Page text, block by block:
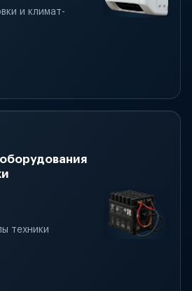
и климат-
техники